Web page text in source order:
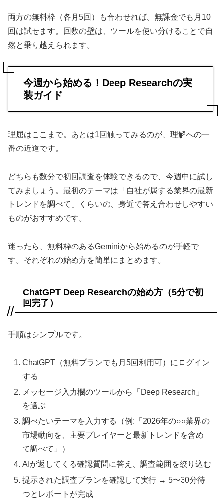
両方の無料枠（各月5回）も合わせれば、無課金でも月10
回は試せます。回数の壁は、ツールを使い分けることで自
然と乗り越えられます。
今週から始める！Deep Researchの実
装ガイド
理屈はここまで。あとは1回触ってみるのが、理解への一
番の近道です。
どちらも数分で初回調査を体験できるので、今週中に試し
てみましょう。最初のテーマは「自社が属する業界の最新
トレンドを調べて」くらいの、身近で答え合わせしやすい
ものがおすすめです。
迷ったら、無料枠のあるGeminiから始めるのが手軽で
す。それぞれの始め方を簡単にまとめます。
ChatGPT Deep Researchの始め方（5分で初
回完了）
手順はシンプルです。
ChatGPT（無料プランでも月5回利用可）にログイン
する
メッセージ入力欄のツールから「Deep Research」
を選ぶ
調べたいテーマを入力する（例:「2026年の○○業界の
市場動向を、主要プレイヤーと最新トレンドを含め
て調べて」）
AIが返してくる確認質問に答え、調査範囲を絞り込む
提示された調査プランを確認して実行 → 5〜30分待
つとレポートが完成